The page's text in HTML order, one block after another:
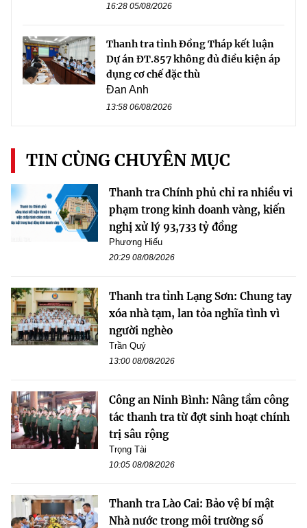
16:28 05/08/2026
Thanh tra tỉnh Đồng Tháp kết luận
Dự án ĐT.857 không đủ điều kiện áp
dụng cơ chế đặc thù
Đan Anh
13:58 06/08/2026
TIN CÙNG CHUYÊN MỤC
Thanh tra Chính phủ chỉ ra nhiều vi
phạm trong kinh doanh vàng, kiến
nghị xử lý 93,733 tỷ đồng
Phương Hiếu
20:29 08/08/2026
Thanh tra tỉnh Lạng Sơn: Chung tay
xóa nhà tạm, lan tỏa nghĩa tình vì
người nghèo
Trần Quý
13:00 08/08/2026
Công an Ninh Bình: Nâng tầm công
tác thanh tra từ đợt sinh hoạt chính
trị sâu rộng
Trọng Tài
10:05 08/08/2026
Thanh tra Lào Cai: Bảo vệ bí mật
Nhà nước trong môi trường số